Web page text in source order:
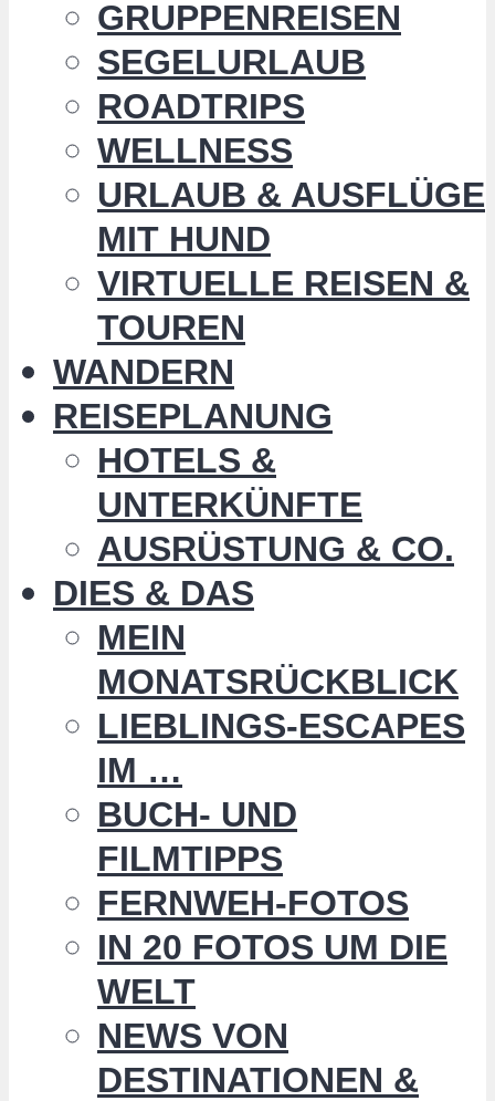
GRUPPENREISEN
SEGELURLAUB
ROADTRIPS
WELLNESS
URLAUB & AUSFLÜGE
MIT HUND
VIRTUELLE REISEN &
TOUREN
WANDERN
REISEPLANUNG
HOTELS &
UNTERKÜNFTE
AUSRÜSTUNG & CO.
DIES & DAS
MEIN
MONATSRÜCKBLICK
LIEBLINGS-ESCAPES
IM …
BUCH- UND
FILMTIPPS
FERNWEH-FOTOS
IN 20 FOTOS UM DIE
WELT
NEWS VON
DESTINATIONEN &